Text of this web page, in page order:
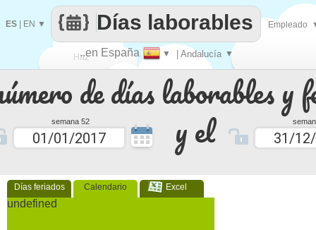
de días laborables y
semana 52 y el
Días feriados Calendario Excel
undefined
Haz
que
..en España ▼ | Andalucía ▼
Días laborables
ES EN ▼ Empleado